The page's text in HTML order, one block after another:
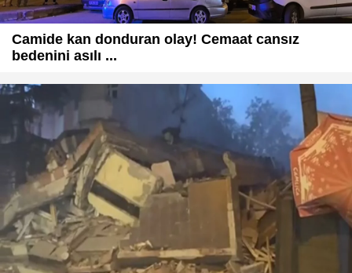
Camide kan donduran olay! Cemaat cansız
bedenini asılı ...